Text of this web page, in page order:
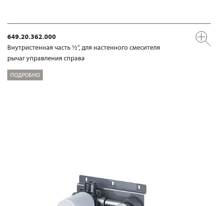
649.20.362.000
Внутристенная часть ½“, для настенного смесителя
рычаг управления справа
ПОДРОБНО